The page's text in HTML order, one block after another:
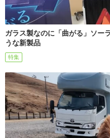
ガラス製なのに「曲がる」ソー
うな新製品
特集